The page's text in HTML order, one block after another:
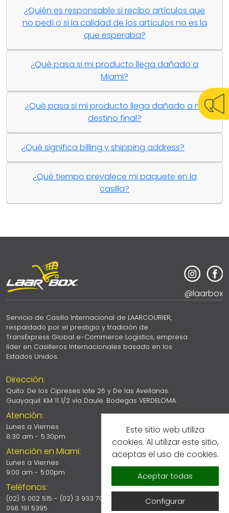
¿Quién es responsable si recibo artículos que
no pedí o si la calidad de los artículos no es la
que esperaba?
¿Qué pasa si mi producto llega dañado a
Miami?
¿Qué pasa si mi producto llega dañado a mi
destino final?
¿Qué significa billing y shipping address?
¿Qué tiempo prevalece mi paquete en la
casilla?
@laarbox
Servicio de Casilla Internacional de LAARCOURIER,
respaldado por el prestigio y tradición de
TransExpress Global e-Commerce Logistics, empresa
líder en Casilleros Internacionales basado en los
Estados Unidos.
Dirección:
Quito: De los Cipreses lote 26 y De las Avellanas.
Guayaquil: KM 11 1/2 vía Daule. Bodegas VERDELOMA.
Atención:
Lunes a Viernes
8:30 am - 5:30pm
Atención en Miami:
Lunes a Viernes
9:00 am - 5:00pm
Teléfonos:
(02) 5 002 515 - (02) 3 933 700
098 191 5395
Este sitio web utiliza
cookies. Al utilizar este sitio,
aceptas el uso de cookies.
Aceptar todas
Configurar